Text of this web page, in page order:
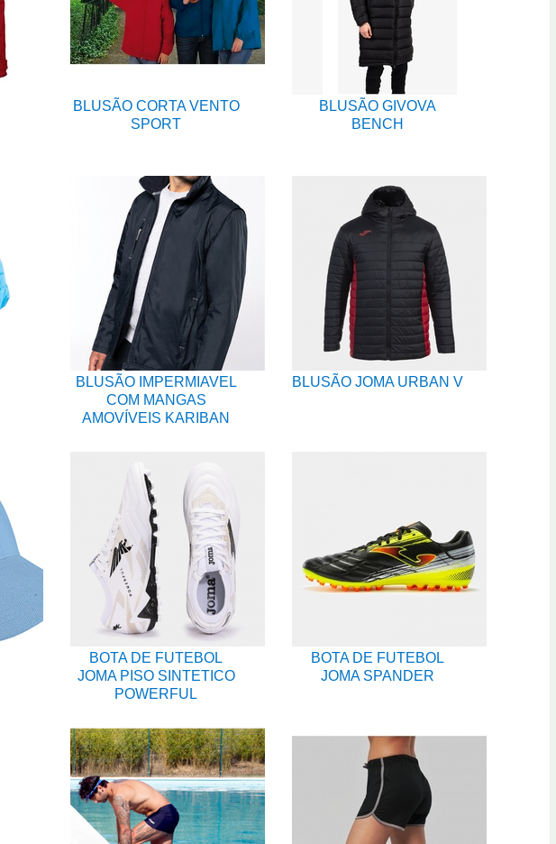
BLUSÃO CORTA VENTO
SPORT
BLUSÃO GIVOVA
BENCH
BLUSÃO IMPERMIAVEL
COM MANGAS
AMOVÍVEIS KARIBAN
BLUSÃO JOMA URBAN V
BOTA DE FUTEBOL
JOMA PISO SINTETICO
POWERFUL
BOTA DE FUTEBOL
JOMA SPANDER